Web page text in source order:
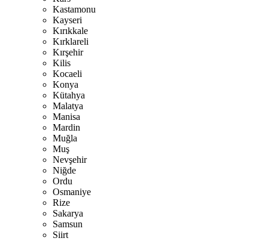
Kastamonu
Kayseri
Kırıkkale
Kırklareli
Kırşehir
Kilis
Kocaeli
Konya
Kütahya
Malatya
Manisa
Mardin
Muğla
Muş
Nevşehir
Niğde
Ordu
Osmaniye
Rize
Sakarya
Samsun
Siirt